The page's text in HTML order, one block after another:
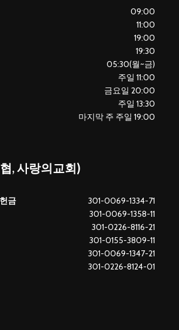
09:00
11:00
19:00
19:30
05:30(월~금)
주일 11:00
금요일 20:00
주일 13:30
마지막 주 주일 19:00
, 사랑의교회)
금
301-0069-1334-71
301-0069-1358-11
301-0226-8116-21
301-0155-3809-11
301-0069-1347-21
301-0226-8124-01